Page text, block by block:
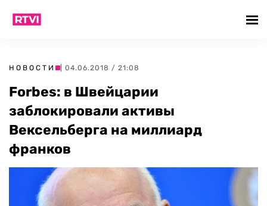
НОВОСТИ | 04.06.2018 / 21:08
Forbes: в Швейцарии
заблокировали активы
Вексельберга на миллиард
франков